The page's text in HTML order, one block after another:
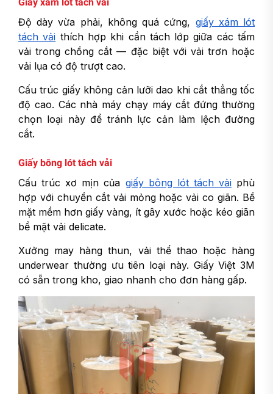
Độ dày vừa phải, không quá cứng, giấy xám lót
tách vải thích hợp khi cần tách lớp giữa các tấm
vải trong chồng cắt — đặc biệt với vải trơn hoặc
vải lụa có độ trượt cao.
Cấu trúc giấy không cản lưỡi dao khi cắt thẳng tốc
độ cao. Các nhà máy chạy máy cắt đứng thường
chọn loại này để tránh lực cản làm lệch đường
cắt.
Giấy bông lót tách vải
Cấu trúc xơ mịn của giấy bông lót tách vải phù
hợp với chuyền cắt vải mỏng hoặc vải co giãn. Bề
mặt mềm hơn giấy vàng, ít gây xước hoặc kéo giãn
bề mặt vải delicate.
Xưởng may hàng thun, vải thể thao hoặc hàng
underwear thường ưu tiên loại này. Giấy Việt 3M
có sẵn trong kho, giao nhanh cho đơn hàng gấp.